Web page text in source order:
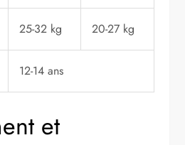
25-32 kg 20-27 kg
12-14 ans
et